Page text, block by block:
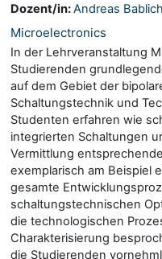
Dozent/in:Andreas Bablich
Microelectronics
In der Lehrveranstaltung
Studierenden
auf dem Gebiet der
Schaltungstechnik und
Studenten erfahren wie
integrierten Schaltungen
Vermittlung
exemplarisch am Beispiel
gesamte
schaltungstechnischen
die technologischen
Charakterisierung
die Studierenden